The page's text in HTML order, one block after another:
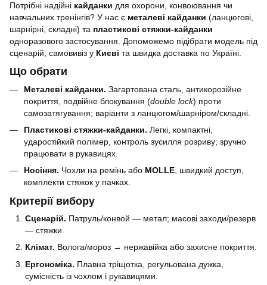
Потрібні надійні кайданки для охорони, конвоювання чи
навчальних тренінгів? У нас є металеві кайданки (ланцюгові,
шарнірні, складні) та пластикові стяжки-кайданки
одноразового застосування. Допоможемо підібрати модель під
сценарій, самовивіз у Києві та швидка доставка по Україні.
Що обрати
Металеві кайданки. Загартована сталь, антикорозійне
покриття, подвійне блокування (double lock) проти
самозатягування; варіанти з ланцюгом/шарніром/складні.
Пластикові стяжки-кайданки. Легкі, компактні,
ударостійкий полімер, контроль зусилля розриву; зручно
працювати в рукавицях.
Носіння. Чохли на ремінь або MOLLE, швидкий доступ,
комплекти стяжок у пачках.
Критерії вибору
Сценарій. Патруль/конвой — метал; масові заходи/резерв
— стяжки.
Клімат. Волога/мороз → нержавійка або захисне покриття.
Ергономіка. Плавна тріщотка, регульована дужка,
сумісність із чохлом і рукавицями.